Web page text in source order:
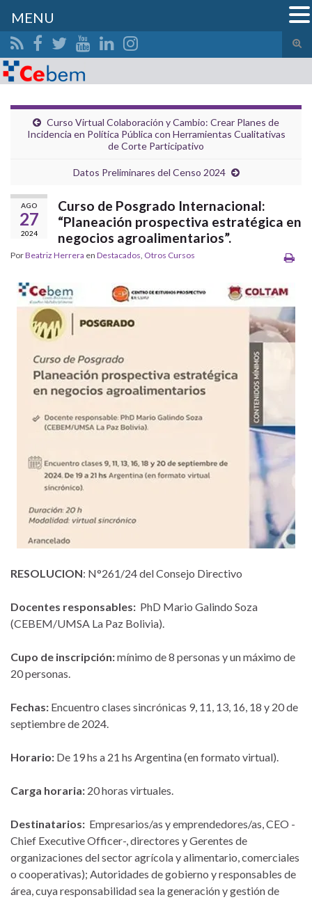
el
Search for:
Curso Virtual Colaboración y Cambio: Crear Planes de
Incidencia en Política Pública con Herramientas Cualitativas
de Corte Participativo
Datos Preliminares del Censo 2024
AGO
27
2024
Curso de Posgrado Internacional:
“Planeación prospectiva estratégica en
negocios agroalimentarios”.
PorBeatriz Herrera en Destacados, Otros Cursos
RESOLUCION: N°261/24 del Consejo Directivo
Docentes responsables: PhD Mario Galindo Soza
(CEBEM/UMSA La Paz Bolivia).
Cupo de inscripción:mínimo de 8 personas y un máximo de
20 personas.
Fechas: Encuentro clases sincrónicas 9, 11, 13, 16, 18 y 20 de
septiembre de 2024.
Horario: De 19 hs a 21 hs Argentina (en formato virtual).
Carga horaria: 20 horas virtuales.
Destinatarios: Empresarios/as y emprendedores/as, CEO -
Chief Executive Officer-, directores y Gerentes de
organizaciones del sector agrícola y alimentario, comerciales
o cooperativas); Autoridades de gobierno y responsables de
área, cuya responsabilidad sea la generación y gestión de
MENU